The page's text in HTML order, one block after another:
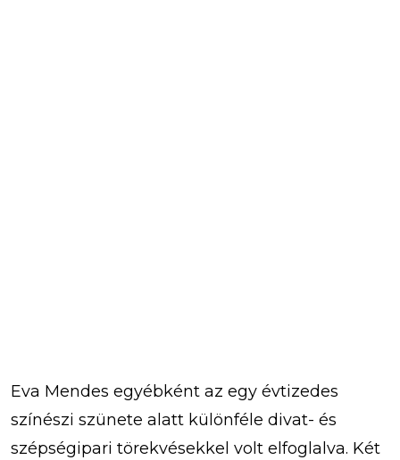
Eva Mendes egyébként az egy évtizedes
színészi szünete alatt különféle divat- és
szépségipari törekvésekkel volt elfoglalva. Két